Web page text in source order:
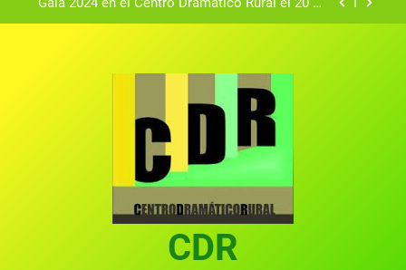
Textos seleccionados en el VI Certamen
Gala del Centro Dramático Rural 2025
Gala 2024 en el Centro Dramático Rural el 20 de
Textos seleccionados en el VI Certamen
Francisco Nieva de piezas breves teatrales
convocado por el Centro Dramático Rural de Mira
(Cuenca)
Gala anual virtual del Centro Dramático Rural de
CDR